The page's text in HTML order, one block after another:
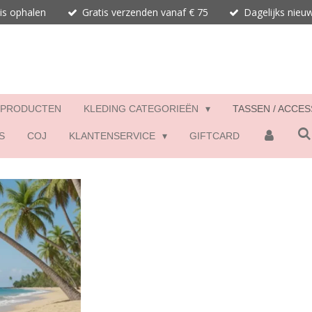
ophalen Gratis verzenden vanaf € 75 Dagelijks
KLEDING CATEGORIEËN TASSEN /
COJ KLANTENSERVICE GIFTCARD